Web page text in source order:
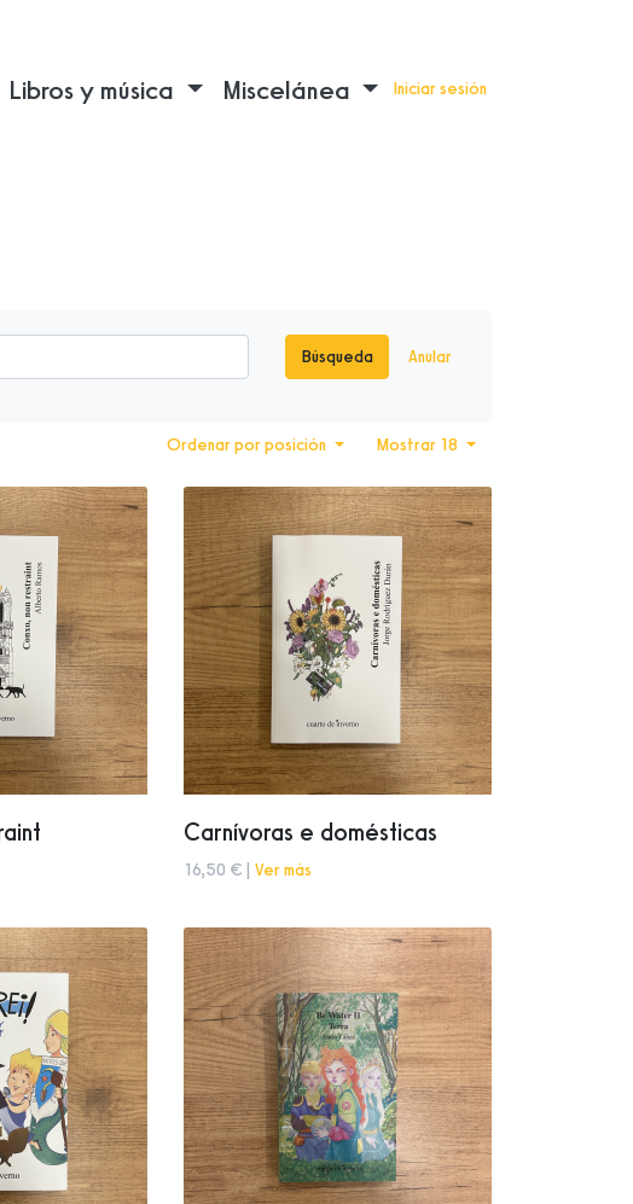
Libros y música Miscelánea Iniciar sesión
Búsqueda Anular
Mostrar 18
Ordenar por posición
Carnívoras e domésticas
16,50 € | Ver más